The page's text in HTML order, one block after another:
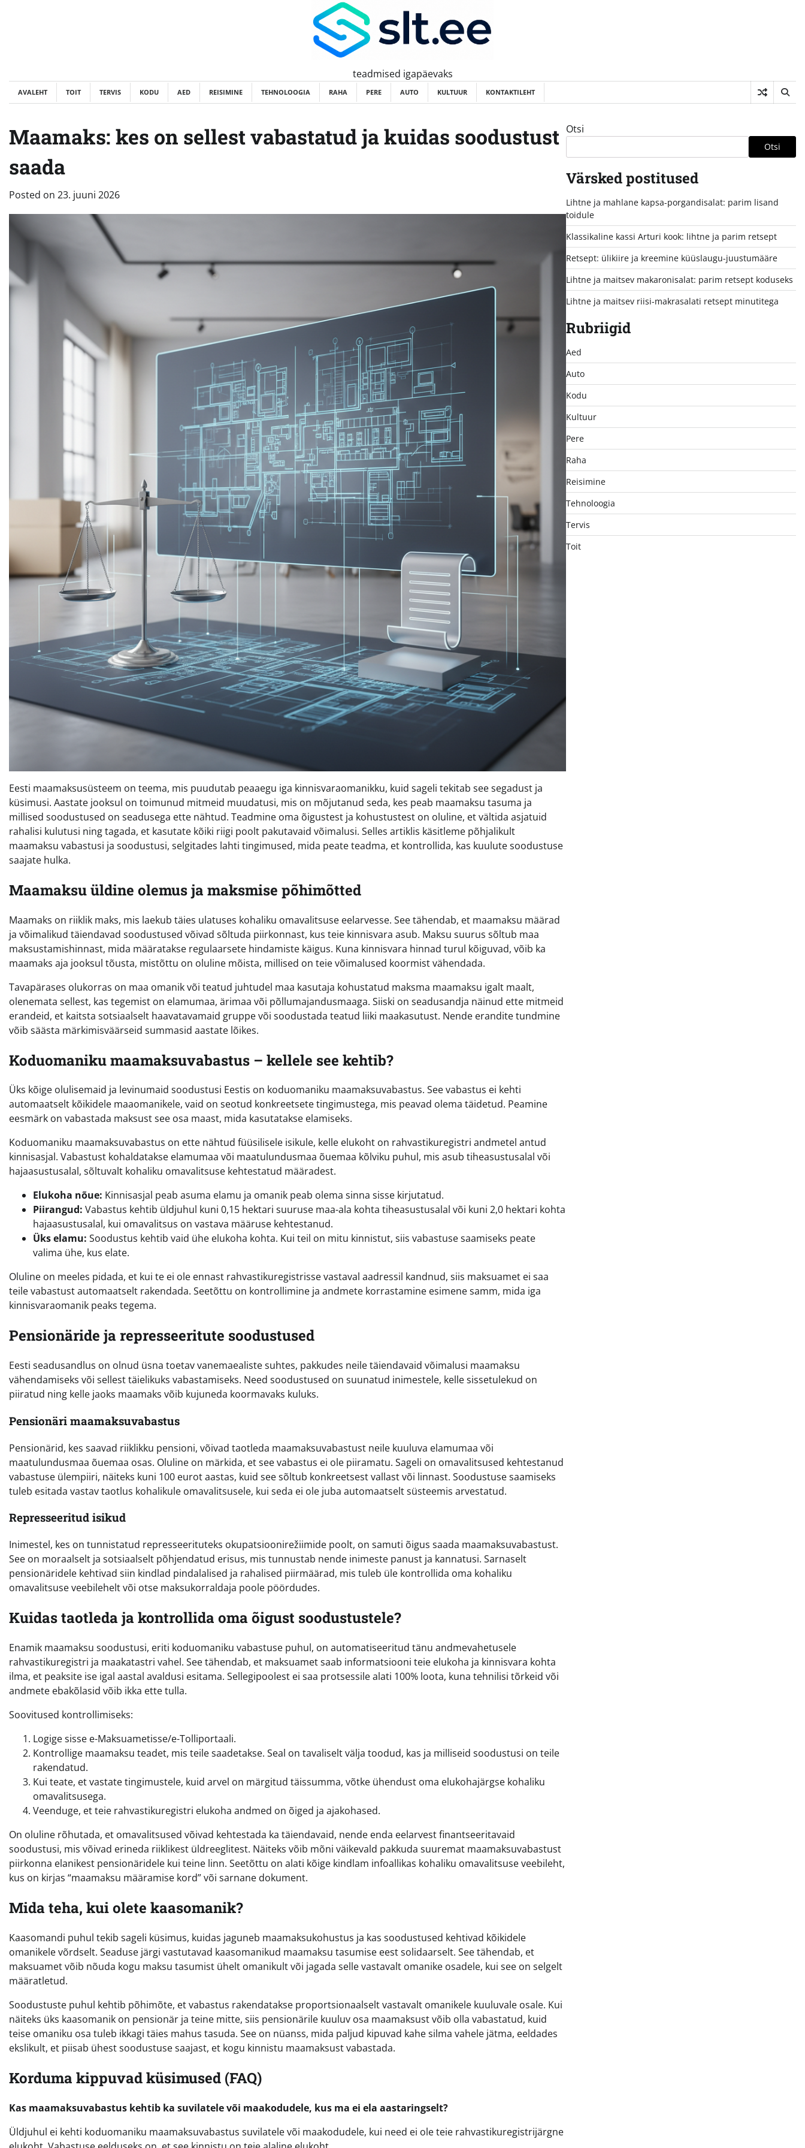
teadmised igapäevaks
AVALEHT TOIT TERVIS KODU AED REISIMINE TEHNOLOOGIA RAHA PERE AUTO KULTUUR KONTAKTILEHT
Maamaks: kes on sellest vabastatud ja kuidas soodustust
saada
Posted on 23. juuni 2026
Eesti maamaksusüsteem on teema, mis puudutab peaaegu iga kinnisvaraomanikku, kuid sageli tekitab see segadust ja
küsimusi. Aastate jooksul on toimunud mitmeid muudatusi, mis on mõjutanud seda, kes peab maamaksu tasuma ja
millised soodustused on seadusega ette nähtud. Teadmine oma õigustest ja kohustustest on oluline, et vältida asjatuid
rahalisi kulutusi ning tagada, et kasutate kõiki riigi poolt pakutavaid võimalusi. Selles artiklis käsitleme põhjalikult
maamaksu vabastusi ja soodustusi, selgitades lahti tingimused, mida peate teadma, et kontrollida, kas kuulute soodustuse
saajate hulka.
Maamaksu üldine olemus ja maksmise põhimõtted
Maamaks on riiklik maks, mis laekub täies ulatuses kohaliku omavalitsuse eelarvesse. See tähendab, et maamaksu määrad
ja võimalikud täiendavad soodustused võivad sõltuda piirkonnast, kus teie kinnisvara asub. Maksu suurus sõltub maa
maksustamishinnast, mida määratakse regulaarsete hindamiste käigus. Kuna kinnisvara hinnad turul kõiguvad, võib ka
maamaks aja jooksul tõusta, mistõttu on oluline mõista, millised on teie võimalused koormist vähendada.
Tavapärases olukorras on maa omanik või teatud juhtudel maa kasutaja kohustatud maksma maamaksu igalt maalt,
olenemata sellest, kas tegemist on elamumaa, ärimaa või põllumajandusmaaga. Siiski on seadusandja näinud ette mitmeid
erandeid, et kaitsta sotsiaalselt haavatavamaid gruppe või soodustada teatud liiki maakasutust. Nende erandite tundmine
võib säästa märkimisväärseid summasid aastate lõikes.
Koduomaniku maamaksuvabastus – kellele see kehtib?
Üks kõige olulisemaid ja levinumaid soodustusi Eestis on koduomaniku maamaksuvabastus. See vabastus ei kehti
automaatselt kõikidele maaomanikele, vaid on seotud konkreetsete tingimustega, mis peavad olema täidetud. Peamine
eesmärk on vabastada maksust see osa maast, mida kasutatakse elamiseks.
Koduomaniku maamaksuvabastus on ette nähtud füüsilisele isikule, kelle elukoht on rahvastikuregistri andmetel antud
kinnisasjal. Vabastust kohaldatakse elamumaa või maatulundusmaa õuemaa kõlviku puhul, mis asub tiheasustusalal või
hajaasustusalal, sõltuvalt kohaliku omavalitsuse kehtestatud määradest.
Elukoha nõue: Kinnisasjal peab asuma elamu ja omanik peab olema sinna sisse kirjutatud.
Piirangud: Vabastus kehtib üldjuhul kuni 0,15 hektari suuruse maa-ala kohta tiheasustusalal või kuni 2,0 hektari kohta
hajaasustusalal, kui omavalitsus on vastava määruse kehtestanud.
Üks elamu: Soodustus kehtib vaid ühe elukoha kohta. Kui teil on mitu kinnistut, siis vabastuse saamiseks peate
valima ühe, kus elate.
Oluline on meeles pidada, et kui te ei ole ennast rahvastikuregistrisse vastaval aadressil kandnud, siis maksuamet ei saa
teile vabastust automaatselt rakendada. Seetõttu on kontrollimine ja andmete korrastamine esimene samm, mida iga
kinnisvaraomanik peaks tegema.
Pensionäride ja represseeritute soodustused
Eesti seadusandlus on olnud üsna toetav vanemaealiste suhtes, pakkudes neile täiendavaid võimalusi maamaksu
vähendamiseks või sellest täielikuks vabastamiseks. Need soodustused on suunatud inimestele, kelle sissetulekud on
piiratud ning kelle jaoks maamaks võib kujuneda koormavaks kuluks.
Pensionäri maamaksuvabastus
Pensionärid, kes saavad riiklikku pensioni, võivad taotleda maamaksuvabastust neile kuuluva elamumaa või
maatulundusmaa õuemaa osas. Oluline on märkida, et see vabastus ei ole piiramatu. Sageli on omavalitsused kehtestanud
vabastuse ülempiiri, näiteks kuni 100 eurot aastas, kuid see sõltub konkreetsest vallast või linnast. Soodustuse saamiseks
tuleb esitada vastav taotlus kohalikule omavalitsusele, kui seda ei ole juba automaatselt süsteemis arvestatud.
Represseeritud isikud
Inimestel, kes on tunnistatud represseerituteks okupatsioonirežiimide poolt, on samuti õigus saada maamaksuvabastust.
See on moraalselt ja sotsiaalselt põhjendatud erisus, mis tunnustab nende inimeste panust ja kannatusi. Sarnaselt
pensionäridele kehtivad siin kindlad pindalalised ja rahalised piirmäärad, mis tuleb üle kontrollida oma kohaliku
omavalitsuse veebilehelt või otse maksukorraldaja poole pöördudes.
Kuidas taotleda ja kontrollida oma õigust soodustustele?
Enamik maamaksu soodustusi, eriti koduomaniku vabastuse puhul, on automatiseeritud tänu andmevahetusele
rahvastikuregistri ja maakatastri vahel. See tähendab, et maksuamet saab informatsiooni teie elukoha ja kinnisvara kohta
ilma, et peaksite ise igal aastal avaldusi esitama. Sellegipoolest ei saa protsessile alati 100% loota, kuna tehnilisi tõrkeid või
andmete ebakõlasid võib ikka ette tulla.
Soovitused kontrollimiseks:
Logige sisse e-Maksuametisse/e-Tolliportaali.
Kontrollige maamaksu teadet, mis teile saadetakse. Seal on tavaliselt välja toodud, kas ja milliseid soodustusi on teile
rakendatud.
Kui teate, et vastate tingimustele, kuid arvel on märgitud täissumma, võtke ühendust oma elukohajärgse kohaliku
omavalitsusega.
Veenduge, et teie rahvastikuregistri elukoha andmed on õiged ja ajakohased.
On oluline rõhutada, et omavalitsused võivad kehtestada ka täiendavaid, nende enda eelarvest finantseeritavaid
soodustusi, mis võivad erineda riiklikest üldreeglitest. Näiteks võib mõni väikevald pakkuda suuremat maamaksuvabastust
piirkonna elanikest pensionäridele kui teine linn. Seetõttu on alati kõige kindlam infoallikas kohaliku omavalitsuse veebileht,
kus on kirjas “maamaksu määramise kord” või sarnane dokument.
Mida teha, kui olete kaasomanik?
Kaasomandi puhul tekib sageli küsimus, kuidas jaguneb maamaksukohustus ja kas soodustused kehtivad kõikidele
omanikele võrdselt. Seaduse järgi vastutavad kaasomanikud maamaksu tasumise eest solidaarselt. See tähendab, et
maksuamet võib nõuda kogu maksu tasumist ühelt omanikult või jagada selle vastavalt omanike osadele, kui see on selgelt
määratletud.
Soodustuste puhul kehtib põhimõte, et vabastus rakendatakse proportsionaalselt vastavalt omanikele kuuluvale osale. Kui
näiteks üks kaasomanik on pensionär ja teine mitte, siis pensionärile kuuluv osa maamaksust võib olla vabastatud, kuid
teise omaniku osa tuleb ikkagi täies mahus tasuda. See on nüanss, mida paljud kipuvad kahe silma vahele jätma, eeldades
ekslikult, et piisab ühest soodustuse saajast, et kogu kinnistu maamaksust vabastada.
Korduma kippuvad küsimused (FAQ)
Kas maamaksuvabastus kehtib ka suvilatele või maakodudele, kus ma ei ela aastaringselt?
Üldjuhul ei kehti koduomaniku maamaksuvabastus suvilatele või maakodudele, kui need ei ole teie rahvastikuregistrijärgne
Otsi
Otsi
Värsked postitused
Lihtne ja mahlane kapsa-porgandisalat: parim lisand
toidule
Klassikaline kassi Arturi kook: lihtne ja parim retsept
Retsept: ülikiire ja kreemine küüslaugu-juustumääre
Lihtne ja maitsev makaronisalat: parim retsept koduseks
Lihtne ja maitsev riisi-makrasalati retsept minutitega
Rubriigid
Aed
Auto
Kodu
Kultuur
Pere
Raha
Reisimine
Tehnoloogia
Tervis
Toit